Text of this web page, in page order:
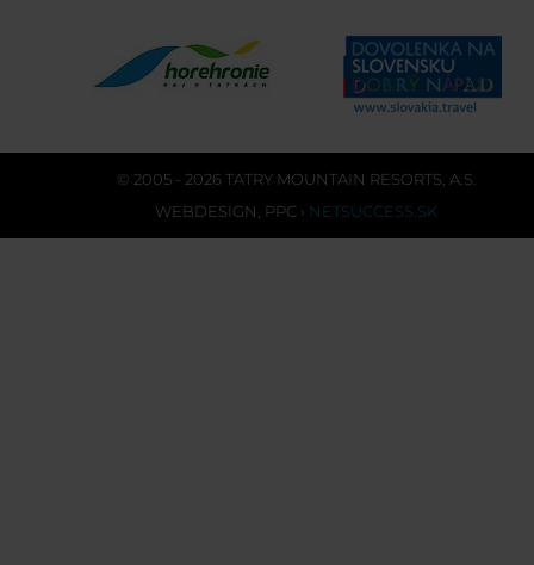
© 2005 - 2026 TATRY MOUNTAIN RESORTS, A.S.
WEBDESIGN PPC › NETSUCCESS.SK